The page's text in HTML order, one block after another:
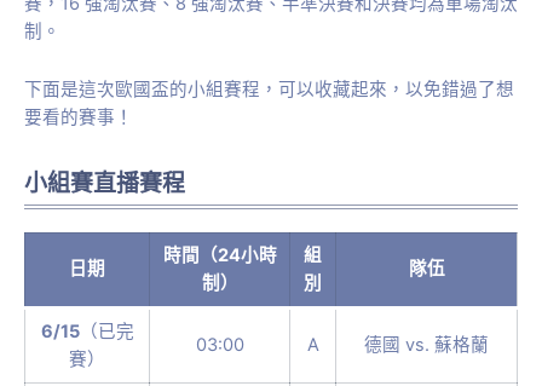
制。
下面是這次歐國盃的小組賽程，可以收藏起來，以免錯過了想
要看的賽事！
小組賽直播賽程
日期
時間（24小時
制）
組
別
隊伍
6/15（已完
賽）
03:00 A 德國 vs. 蘇格蘭